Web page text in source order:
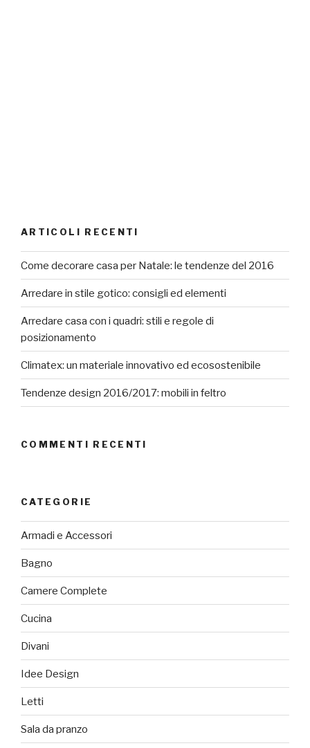
ARTICOLI RECENTI
Come decorare casa per Natale: le tendenze del 2016
Arredare in stile gotico: consigli ed elementi
Arredare casa con i quadri: stili e regole di
posizionamento
Climatex: un materiale innovativo ed ecosostenibile
Tendenze design 2016/2017: mobili in feltro
COMMENTI RECENTI
CATEGORIE
Armadi e Accessori
Bagno
Camere Complete
Cucina
Divani
Idee Design
Letti
Sala da pranzo